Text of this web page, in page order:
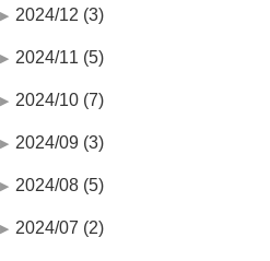
2024/12 (3)
2024/11 (5)
2024/10 (7)
2024/09 (3)
2024/08 (5)
2024/07 (2)